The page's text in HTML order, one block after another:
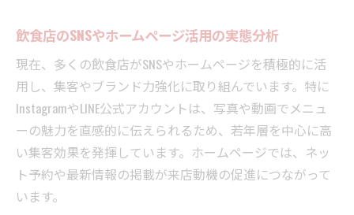
飲食店のSNSやホームページ活用の実態分析
現在、多くの飲食店がSNSやホームページを積極的に活
用し、集客やブランド力強化に取り組んでいます。特に
InstagramやLINE公式アカウントは、写真や動画でメニュ
ーの魅力を直感的に伝えられるため、若年層を中心に高
い集客効果を発揮しています。ホームページでは、ネッ
ト予約や最新情報の掲載が来店動機の促進につながって
います。